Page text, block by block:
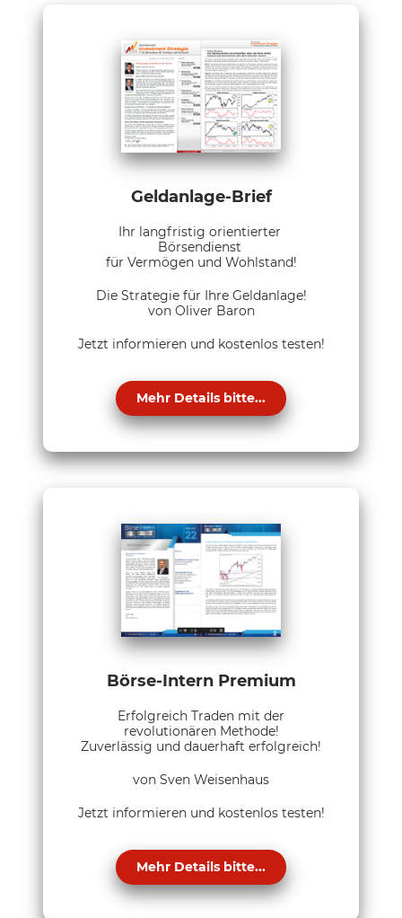
Geldanlage-Brief
Ihr langfristig orientierter
Börsendienst
für Vermögen und Wohlstand!
Die Strategie für Ihre Geldanlage!
von Oliver Baron
Jetzt informieren und kostenlos testen!
Mehr Details bitte...
Börse-Intern Premium
Erfolgreich Traden mit der
revolutionären Methode!
Zuverlässig und dauerhaft erfolgreich!
von Sven Weisenhaus
Jetzt informieren und kostenlos testen!
Mehr Details bitte...